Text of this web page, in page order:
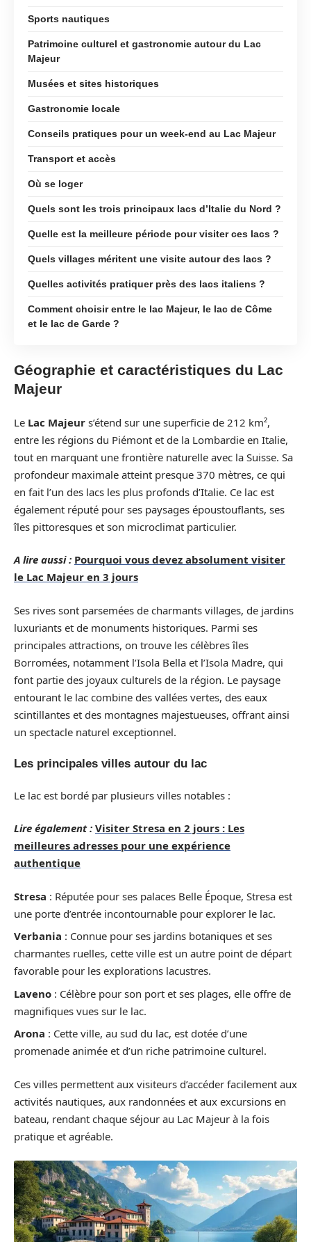
Sports nautiques
Patrimoine culturel et gastronomie autour du Lac
Majeur
Musées et sites historiques
Gastronomie locale
Conseils pratiques pour un week-end au Lac Majeur
Transport et accès
Où se loger
Quels sont les trois principaux lacs d’Italie du Nord ?
Quelle est la meilleure période pour visiter ces lacs ?
Quels villages méritent une visite autour des lacs ?
Quelles activités pratiquer près des lacs italiens ?
Comment choisir entre le lac Majeur, le lac de Côme
et le lac de Garde ?
Géographie et caractéristiques du Lac
Majeur
Le Lac Majeur s’étend sur une superficie de 212 km²,
entre les régions du Piémont et de la Lombardie en Italie,
tout en marquant une frontière naturelle avec la Suisse. Sa
profondeur maximale atteint presque 370 mètres, ce qui
en fait l’un des lacs les plus profonds d’Italie. Ce lac est
également réputé pour ses paysages époustouflants, ses
îles pittoresques et son microclimat particulier.
A lire aussi : Pourquoi vous devez absolument visiter
le Lac Majeur en 3 jours
Ses rives sont parsemées de charmants villages, de jardins
luxuriants et de monuments historiques. Parmi ses
principales attractions, on trouve les célèbres îles
Borromées, notamment l’Isola Bella et l’Isola Madre, qui
font partie des joyaux culturels de la région. Le paysage
entourant le lac combine des vallées vertes, des eaux
scintillantes et des montagnes majestueuses, offrant ainsi
un spectacle naturel exceptionnel.
Les principales villes autour du lac
Le lac est bordé par plusieurs villes notables :
Lire également : Visiter Stresa en 2 jours : Les
meilleures adresses pour une expérience
authentique
Stresa : Réputée pour ses palaces Belle Époque, Stresa est
une porte d’entrée incontournable pour explorer le lac.
Verbania : Connue pour ses jardins botaniques et ses
charmantes ruelles, cette ville est un autre point de départ
favorable pour les explorations lacustres.
Laveno : Célèbre pour son port et ses plages, elle offre de
magnifiques vues sur le lac.
Arona : Cette ville, au sud du lac, est dotée d’une
promenade animée et d’un riche patrimoine culturel.
Ces villes permettent aux visiteurs d’accéder facilement aux
activités nautiques, aux randonnées et aux excursions en
bateau, rendant chaque séjour au Lac Majeur à la fois
pratique et agréable.